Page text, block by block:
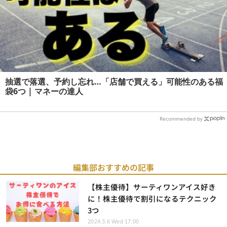
抽選で落選、予約し忘れ…「店舗で買える」可能性のある福
袋6つ | マネーの達人
Recommended by
編集部おすすめの記事
【株主優待】サーティワンアイス好き
に！株主優待で割引になるテクニック
3つ
2024.3.6 Wed 17:00